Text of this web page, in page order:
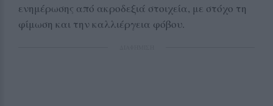
ενημέρωσης από ακροδεξιά στοιχεία, με στόχο τη
φίμωση και την καλλιέργεια φόβου.